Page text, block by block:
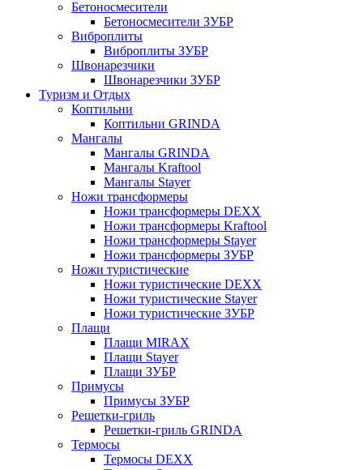
Бетоносмесители
Бетоносмесители ЗУБР
Виброплиты
Виброплиты ЗУБР
Швонарезчики
Швонарезчики ЗУБР
Туризм и Отдых
Коптильни
Коптильни GRINDA
Мангалы
Мангалы GRINDA
Мангалы Kraftool
Мангалы Stayer
Ножи трансформеры
Ножи трансформеры DEXX
Ножи трансформеры Kraftool
Ножи трансформеры Stayer
Ножи трансформеры ЗУБР
Ножи туристические
Ножи туристические DEXX
Ножи туристические Stayer
Ножи туристические ЗУБР
Плащи
Плащи MIRAX
Плащи Stayer
Плащи ЗУБР
Примусы
Примусы ЗУБР
Решетки-гриль
Решетки-гриль GRINDA
Термосы
Термосы DEXX